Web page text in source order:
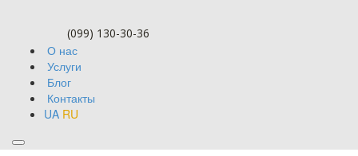
(099) 130-30-36
О нас
Услуги
Блог
Контакты
UA RU
Блог